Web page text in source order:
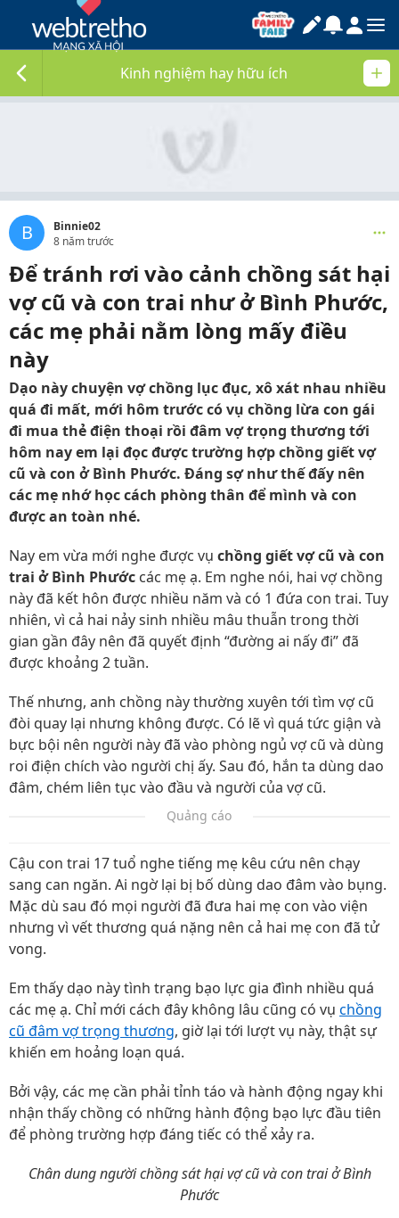
Kinh nghiệm hay hữu ích
B
Binnie02
8 năm trước
Để tránh rơi vào cảnh chồng sát hại
vợ cũ và con trai như ở Bình Phước,
các mẹ phải nằm lòng mấy điều
này
Dạo này chuyện vợ chồng lục đục, xô xát nhau nhiều
quá đi mất, mới hôm trước có vụ chồng lừa con gái
đi mua thẻ điện thoại rồi đâm vợ trọng thương tới
hôm nay em lại đọc được trường hợp chồng giết vợ
cũ và con ở Bình Phước. Đáng sợ như thế đấy nên
các mẹ nhớ học cách phòng thân để mình và con
được an toàn nhé.
Nay em vừa mới nghe được vụ chồng giết vợ cũ và con
trai ở Bình Phước các mẹ ạ. Em nghe nói, hai vợ chồng
này đã kết hôn được nhiều năm và có 1 đứa con trai. Tuy
nhiên, vì cả hai nảy sinh nhiều mâu thuẫn trong thời
gian gần đây nên đã quyết định “đường ai nấy đi” đã
được khoảng 2 tuần.
Thế nhưng, anh chồng này thường xuyên tới tìm vợ cũ
đòi quay lại nhưng không được. Có lẽ vì quá tức giận và
bực bội nên người này đã vào phòng ngủ vợ cũ và dùng
roi điện chích vào người chị ấy. Sau đó, hắn ta dùng dao
đâm, chém liên tục vào đầu và người của vợ cũ.
Quảng cáo
Cậu con trai 17 tuổ nghe tiếng mẹ kêu cứu nên chạy
sang can ngăn. Ai ngờ lại bị bố dùng dao đâm vào bụng.
Mặc dù sau đó mọi người đã đưa hai mẹ con vào viện
nhưng vì vết thương quá nặng nên cả hai mẹ con đã tử
vong.
Em thấy dạo này tình trạng bạo lực gia đình nhiều quá
các mẹ ạ. Chỉ mới cách đây không lâu cũng có vụ chồng
cũ đâm vợ trọng thương, giờ lại tới lượt vụ này, thật sự
khiến em hoảng loạn quá.
Bởi vậy, các mẹ cần phải tỉnh táo và hành động ngay khi
nhận thấy chồng có những hành động bạo lực đầu tiên
để phòng trường hợp đáng tiếc có thể xảy ra.
Chân dung người chồng sát hại vợ cũ và con trai ở Bình
Phước